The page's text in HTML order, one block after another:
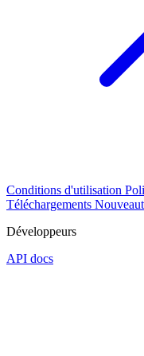
Conditions d'utilisation
Téléchargements
Développeurs
API docs